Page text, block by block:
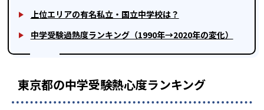
上位エリアの有名私立・国立中学校は？
中学受験過熱度ランキング（1990年→2020年の変化）
東京都の中学受験熱心度ランキング